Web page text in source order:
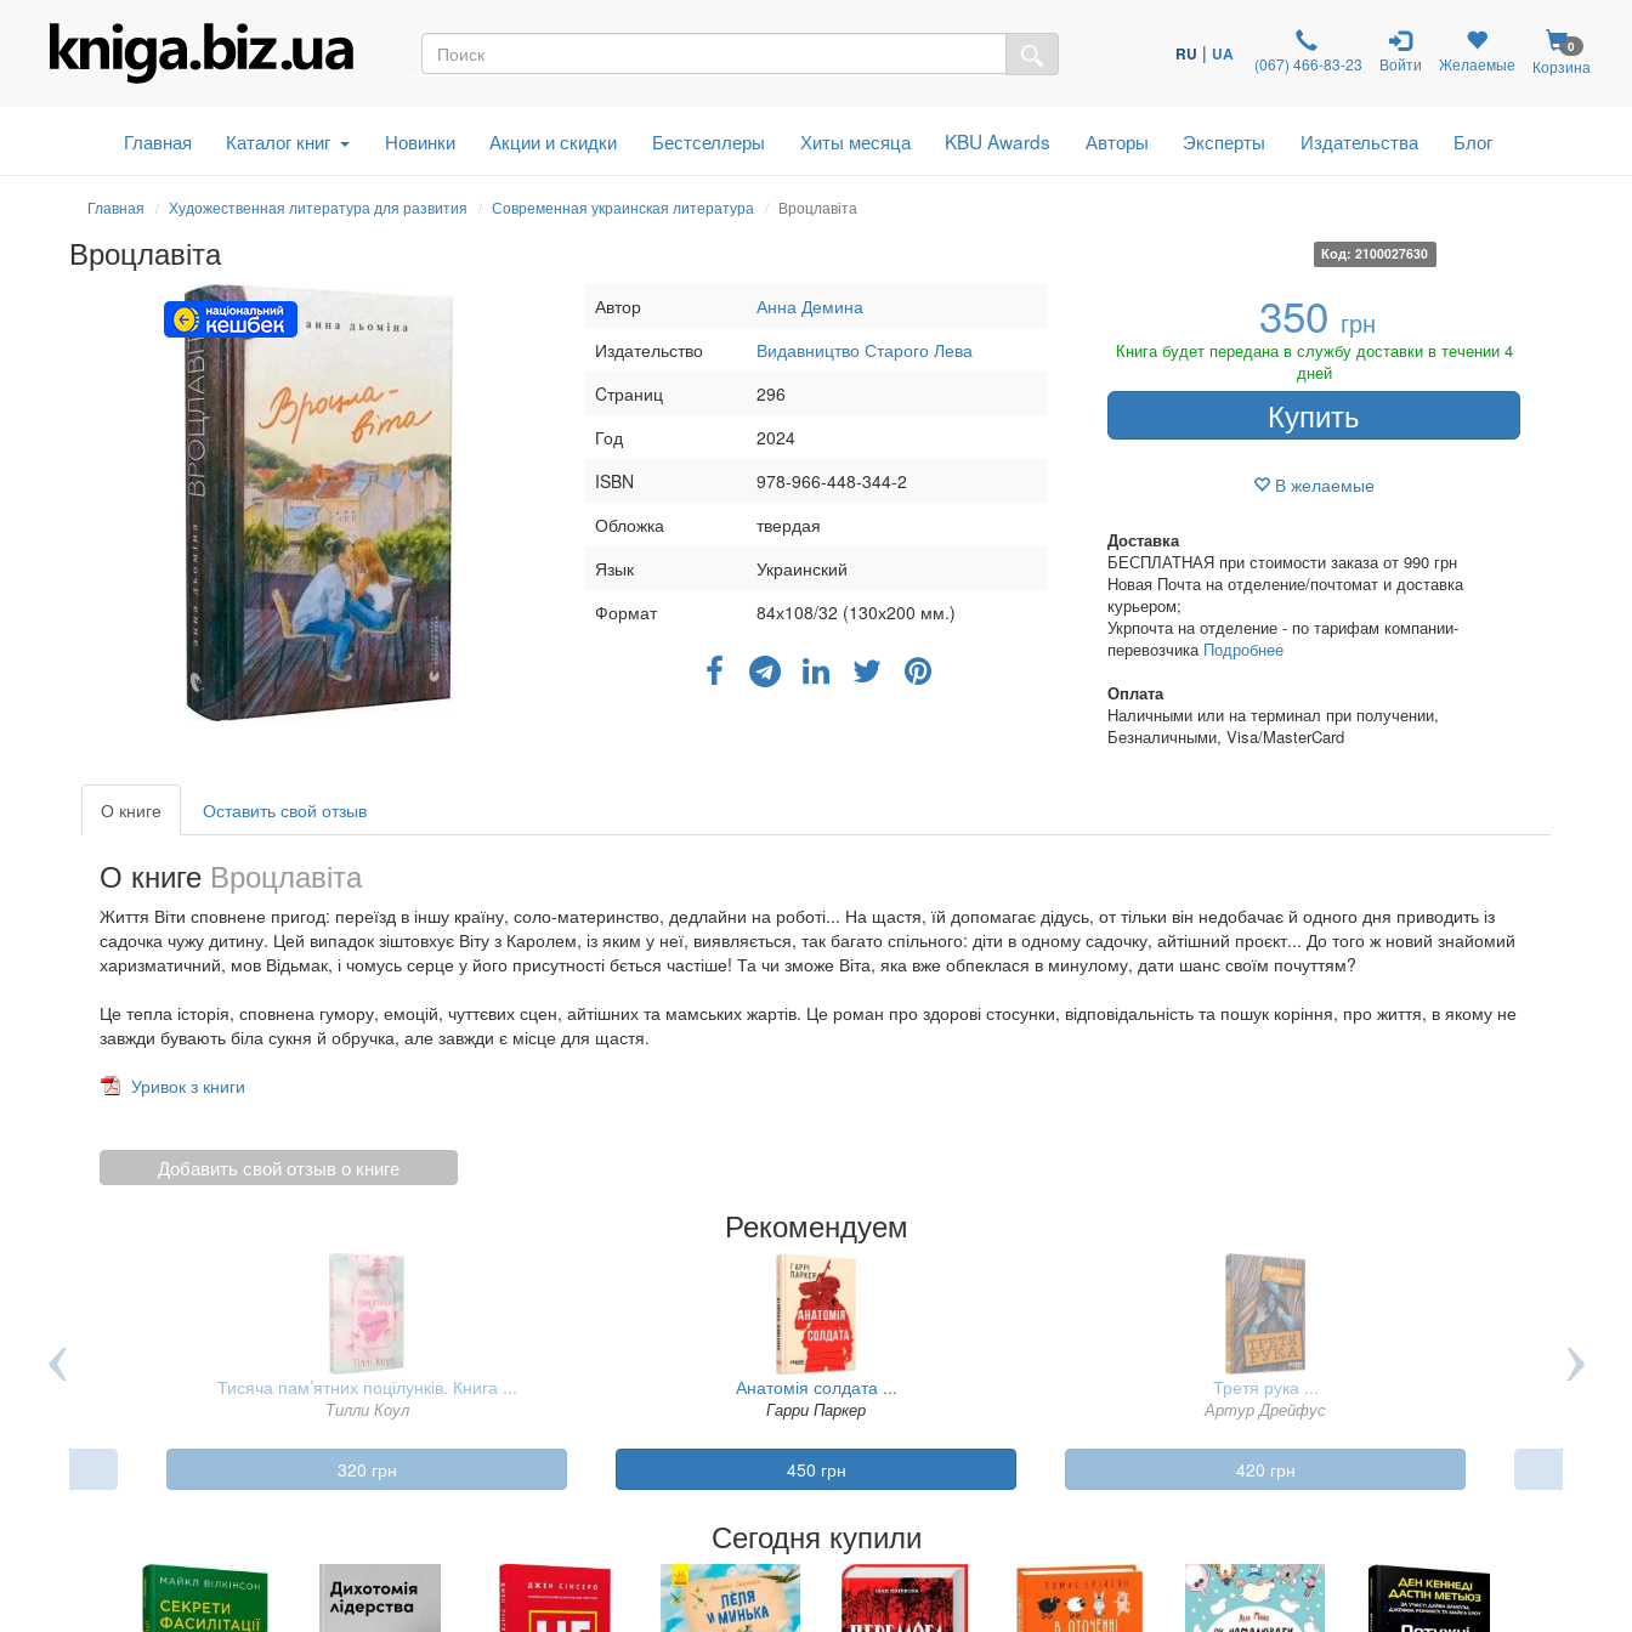
RU | UA (067) 466-83-23 Войти Желаемые
0
Корзина
Главная Каталог книг Новинки Акции и скидки Бестселлеры Хиты месяца KBU Awards Авторы Эксперты Издательства Блог
Главная Художественная литература для развития Современная украинская литература Вроцлавіта
Вроцлавіта Код: 2100027630
350 грн
Книга будет передана в службу доставки в течении 4
дней
Купить
В желаемые
Доставка
БЕСПЛАТНАЯ при стоимости заказа от 990 грн
Новая Почта на отделение/почтомат и доставка
курьером;
Укрпочта на отделение - по тарифам компании-
перевозчика Подробнее
Оплата
Наличными или на терминал при получении,
Безналичными, Visa/MasterCard
Автор
Анна Демина
Издательство
Видавництво Старого Лева
Cтраниц
296
Год
2024
ISBN
978-966-448-344-2
Обложка
твердая
Язык
Украинский
Формат
84х108/32 (130х200 мм.)
О книге Оставить свой отзыв
О книге Вроцлавіта
Життя Віти сповнене пригод: переїзд в іншу країну, соло-материнство, дедлайни на роботі... На щастя, їй допомагає дідусь, от тільки він недобачає й одного дня приводить із
садочка чужу дитину. Цей випадок зіштовхує Віту з Каролем, із яким у неї, виявляється, так багато спільного: діти в одному садочку, айтішний проєкт... До того ж новий знайомий
харизматичний, мов Відьмак, і чомусь серце у його присутності бється частіше! Та чи зможе Віта, яка вже обпеклася в минулому, дати шанс своїм почуттям?
Це тепла історія, сповнена гумору, емоцій, чуттєвих сцен, айтішних та мамських жартів. Це роман про здорові стосунки, відповідальність та пошук коріння, про життя, в якому не
завжди бувають біла сукня й обручка, але завжди є місце для щастя.
Уривок з книги
Добавить свой отзыв о книге
Рекомендуем
Тисяча пам’ятних поцілунків. Книга ...
Тилли Коул
320 грн
Анатомія солдата ...
Гарри Паркер
450 грн
Третя рука ...
Артур Дрейфус
420 грн
Сегодня купили